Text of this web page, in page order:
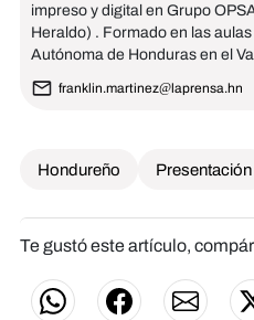
impreso y digital en Grupo
Heraldo) . Formado en las
Autónoma de Honduras en el
franklin.martinez@laprensa.hn
Hondureño Presentación
Te gustó este artículo,